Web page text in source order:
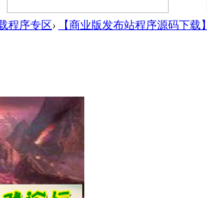
程序专区› 【商业版发布站程序源码下载】